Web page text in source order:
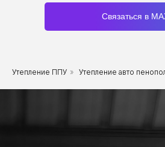
Связаться в
Утепление ППУ » Утепление авто